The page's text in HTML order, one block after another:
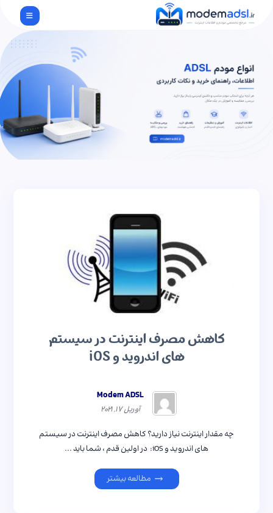
کاهش مصرف اینترنت در سیستم
های اندروید و iOS
Modem ADSL
آوریل ۱۷, ۲۰۲۱
چه مقدار اینترنت نیاز دارید؟ کاهش مصرف اینترنت در سیستم
های اندروید و iOS: در اولین قدم ، شما باید ...
مطالعه بیشتر